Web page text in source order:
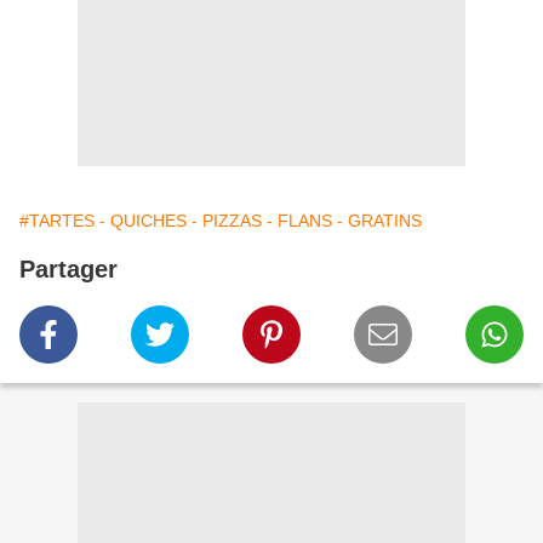
#TARTES - QUICHES - PIZZAS - FLANS - GRATINS
Partager